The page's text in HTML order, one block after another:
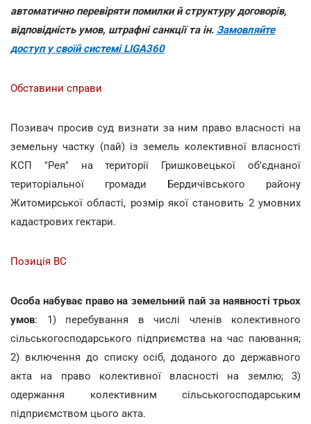
автоматично перевіряти помилки й структуру договорів,
відповідність умов, штрафні санкції та ін. Замовляйте
доступ у своїй системі LIGA360
Обставини справи
Позивач просив суд визнати за ним право власності на
земельну частку (пай) із земель колективної власності
КСП "Рея" на території Гришковецької об'єднаної
територіальної громади Бердичівського району
Житомирської області, розмір якої становить 2 умовних
кадастрових гектари.
Позиція ВС
Особа набуває право на земельний пай за наявності трьох
умов: 1) перебування в числі членів колективного
сільськогосподарського підприємства на час паювання;
2) включення до списку осіб, доданого до державного
акта на право колективної власності на землю; 3)
одержання колективним сільськогосподарським
підприємством цього акта.